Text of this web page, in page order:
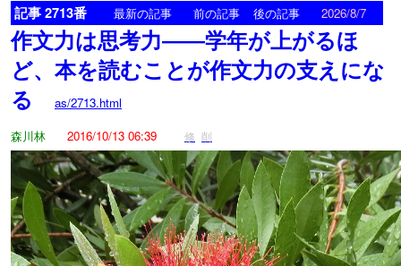
記事 2713番 最新の記事 前の記事 後の記事 2026/8/7
作文力は思考力――学年が上がるほ
ど、本を読むことが作文力の支えにな
る
as/2713.html
森川林
2016/10/13 06:39 修 削